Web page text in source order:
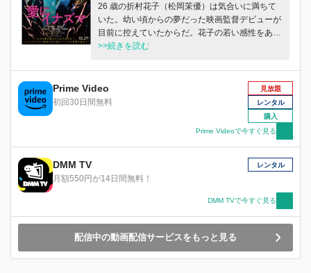
26 歳の折村花⼦（松岡茉優）は気合いに満ちて
いた。幼い頃からの夢だった映画監督デビューが
⽬前に控えていたからだ。花⼦の若い感性をあか
らさまに⾺⿅にし、業界の常識を押しつけてくる
ないがやたら魅⼒的な舘正夫（窪⽥正孝）と運命
的な出会いを果たし、ようやく⼈⽣が輝き出した
⽮先…。卑劣で無責任なプロデューサーに騙さ
れ、花⼦は全てを失ってしまう。ギャラも貰え
ず、⼤切な企画も奪われた。失意のどん底に突き
落とされた花⼦を励ますように正夫が問いかけ
いでしょ。負けませんよ、私は」静かに怒りを滾
らせ闘うこと誓った花⼦が頼ったのは、10 年以
市）と兄たち（池松壮亮・若葉⻯也）”だった。
正夫と家族を巻き込んだ花⼦の思いもよらない反
>>続きを読む
Prime Video
初回30日間無料
見放題
レンタル
購入
Prime Videoで今すぐ見る
DMM TV
月額550円が14日間無料！
レンタル
DMM TVで今すぐ見る
配信中の動画配信サービスをもっと見る